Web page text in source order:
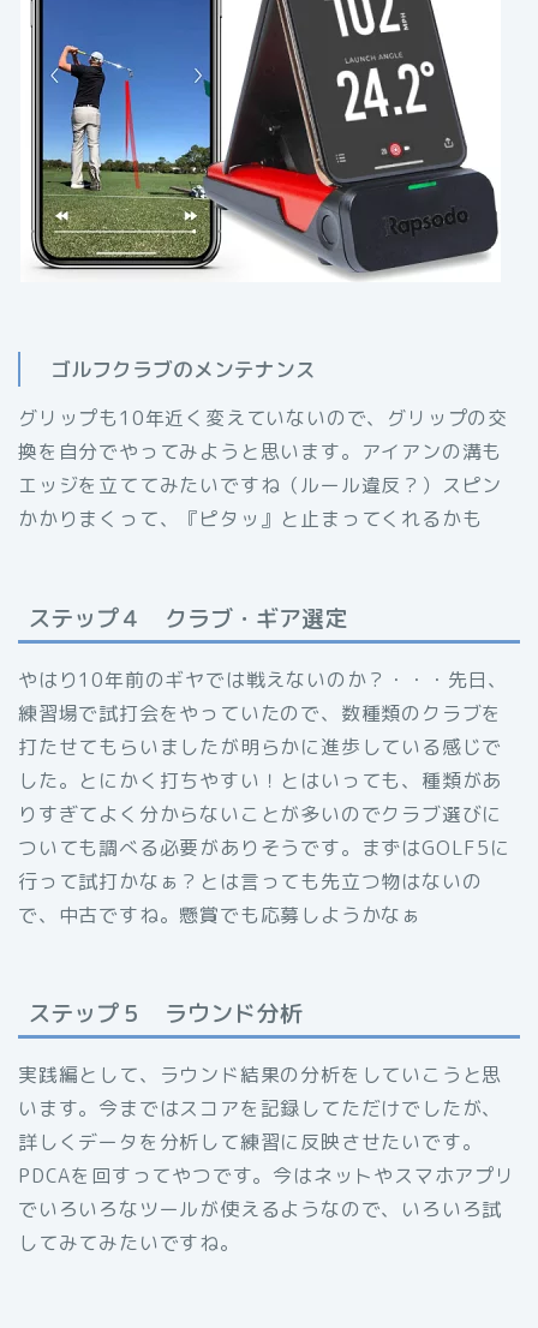
ゴルフクラブのメンテナンス
グリップも10年近く変えていないので、グリップの交
換を自分でやってみようと思います。アイアンの溝も
エッジを立ててみたいですね（ルール違反？）スピン
かかりまくって、『ピタッ』と止まってくれるかも
ステップ４ クラブ・ギア選定
やはり10年前のギヤでは戦えないのか？・・・先日、
練習場で試打会をやっていたので、数種類のクラブを
打たせてもらいましたが明らかに進歩している感じで
した。とにかく打ちやすい！とはいっても、種類があ
りすぎてよく分からないことが多いのでクラブ選びに
ついても調べる必要がありそうです。まずはGOLF5に
行って試打かなぁ？とは言っても先立つ物はないの
で、中古ですね。懸賞でも応募しようかなぁ
ステップ５ ラウンド分析
実践編として、ラウンド結果の分析をしていこうと思
います。今まではスコアを記録してただけでしたが、
詳しくデータを分析して練習に反映させたいです。
PDCAを回すってやつです。今はネットやスマホアプリ
でいろいろなツールが使えるようなので、いろいろ試
してみてみたいですね。